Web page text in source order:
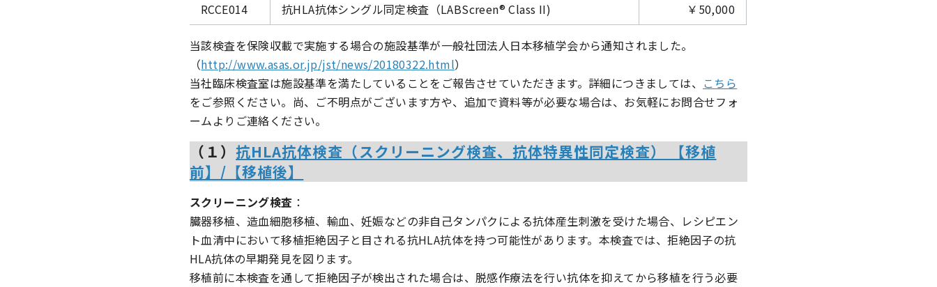
RCCE014
抗HLA抗体シングル同定検査（LABScreen® Class II) ￥50,000
当該検査を保険収載で実施する場合の施設基準が一般社団法人日本移植学会から通知されました。
（http://www.asas.or.jp/jst/news/20180322.html）
当社臨床検査室は施設基準を満たしていることをご報告させていただきます。詳細につきましては、 こちら
をご参照ください。尚、ご不明点がございます方や、追加で資料等が必要な場合は、お気軽にお問合せフォ
ームよりご連絡ください。
（１）抗HLA抗体検査（スクリーニング検査、抗体特異性同定検査） 【移植
前】/【移植後】
スクリーニング検査 ：
臓器移植、造血細胞移植、輸血、妊娠などの非自己タンパクによる抗体産生刺激を受けた場合、レシピエン
ト血清中において移植拒絶因子と目される抗HLA抗体を持つ可能性があります。本検査では、拒絶因子の抗
HLA抗体の早期発見を図ります。
移植前に本検査を通して拒絶因子が検出された場合は、脱感作療法を行い抗体を抑えてから移植を行う必要